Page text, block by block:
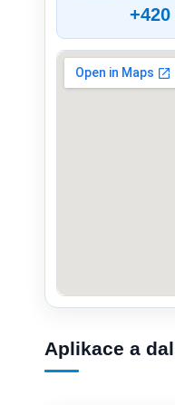
+420
Aplikace a